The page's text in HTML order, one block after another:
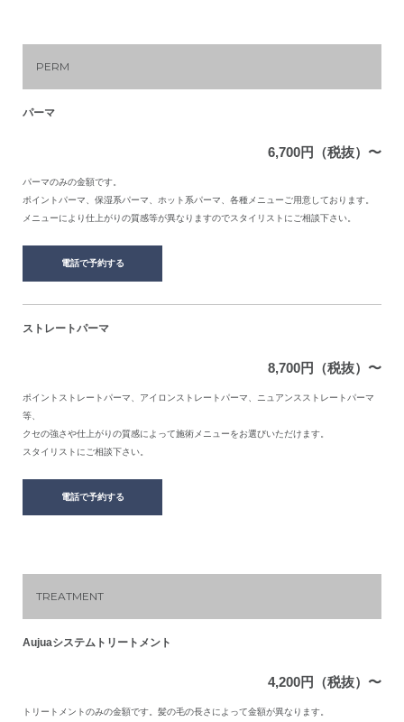
PERM
パーマ
6,700円（税抜）〜
パーマのみの金額です。
ポイントパーマ、保湿系パーマ、ホット系パーマ、各種メニューご用意しております。
メニューにより仕上がりの質感等が異なりますのでスタイリストにご相談下さい。
電話で予約する
ストレートパーマ
8,700円（税抜）〜
ポイントストレートパーマ、アイロンストレートパーマ、ニュアンスストレートパーマ
等、
クセの強さや仕上がりの質感によって施術メニューをお選びいただけます。
スタイリストにご相談下さい。
電話で予約する
TREATMENT
Aujuaシステムトリートメント
4,200円（税抜）〜
トリートメントのみの金額です。髪の毛の長さによって金額が異なります。